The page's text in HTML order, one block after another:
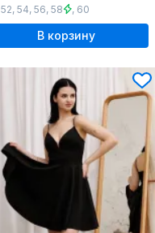
52, 54, 56, 58 , 60
В корзину